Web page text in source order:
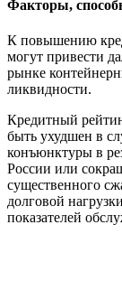
Факторы,
К повышению
могут привести
рынке
ликвидности.
Кредитный
быть ухудшен в
конъюнктуры в
России или
существенного
долговой
показателей